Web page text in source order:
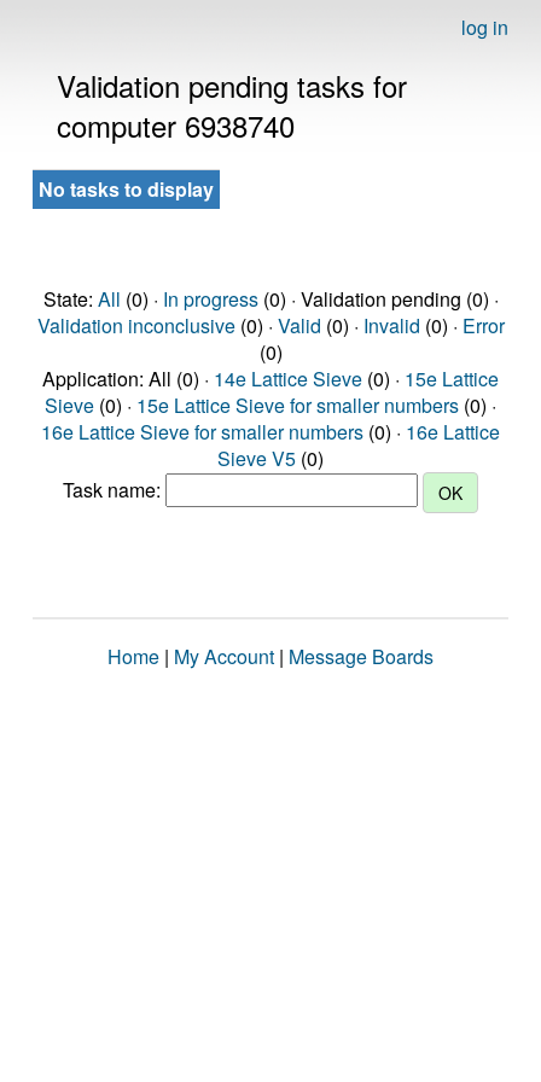
log in
Validation pending tasks for
computer 6938740
No tasks to display
State: All (0) · In progress(0) · Validation pending (0) ·
Validation inconclusive(0) · Valid (0) · Invalid (0) · Error
(0)
Application: All (0) · 14e Lattice Sieve (0) · 15e Lattice
Sieve (0) · 15e Lattice Sieve for smaller numbers (0) ·
16e Lattice Sieve for smaller numbers (0) · 16e Lattice
Sieve V5 (0)
Task name:
Home | My Account | Message Boards